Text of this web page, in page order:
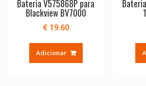
Bateria V575868P para
Blackview BV7000
€19.60
Adicionar